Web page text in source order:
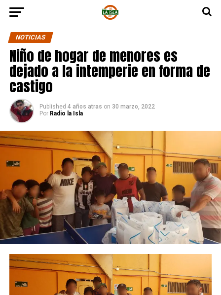
NOTICIAS
Niño de hogar de menores es
dejado a la intemperie en forma de
castigo
Published 4 años atras on 30 marzo, 2022
Por Radio la Isla